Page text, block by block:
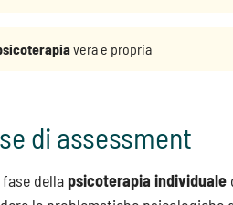
vera e propria
di assessment
fase dellapsicoterapia individuale